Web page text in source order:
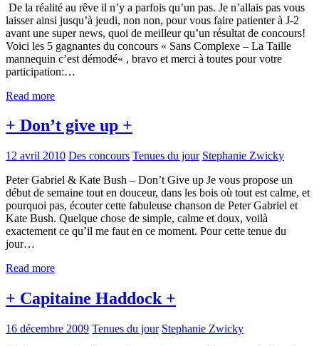
De la réalité au rêve il n’y a parfois qu’un pas. Je n’allais pas vous
laisser ainsi jusqu’à jeudi, non non, pour vous faire patienter à J-2
avant une super news, quoi de meilleur qu’un résultat de concours!
Voici les 5 gagnantes du concours « Sans Complexe – La Taille
mannequin c’est démodé« , bravo et merci à toutes pour votre
participation:…
Read more
+ Don’t give up +
12 avril 2010 Des concours Tenues du jour Stephanie Zwicky
Peter Gabriel & Kate Bush – Don’t Give up Je vous propose un
début de semaine tout en douceur, dans les bois où tout est calme, et
pourquoi pas, écouter cette fabuleuse chanson de Peter Gabriel et
Kate Bush. Quelque chose de simple, calme et doux, voilà
exactement ce qu’il me faut en ce moment. Pour cette tenue du
jour…
Read more
+ Capitaine Haddock +
16 décembre 2009 Tenues du jour Stephanie Zwicky